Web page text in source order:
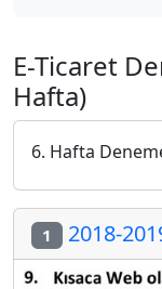
E-Ticaret
Hafta)
6. Hafta
1 2018-